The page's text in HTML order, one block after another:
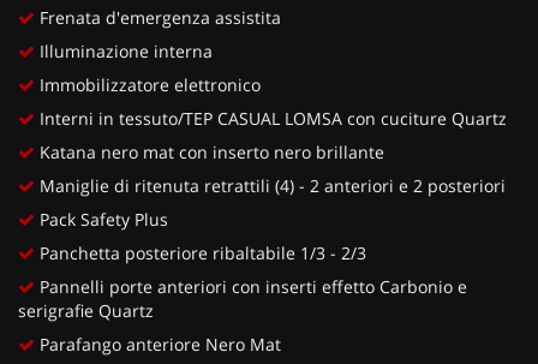
Frenata d'emergenza assistita
Illuminazione interna
Immobilizzatore elettronico
Interni in tessuto/TEP CASUAL LOMSA con cuciture Quartz
Katana nero mat con inserto nero brillante
Maniglie di ritenuta retrattili (4) - 2 anteriori e 2 posteriori
Pack Safety Plus
Panchetta posteriore ribaltabile 1/3 - 2/3
Pannelli porte anteriori con inserti effetto Carbonio e
serigrafie Quartz
Parafango anteriore Nero Mat